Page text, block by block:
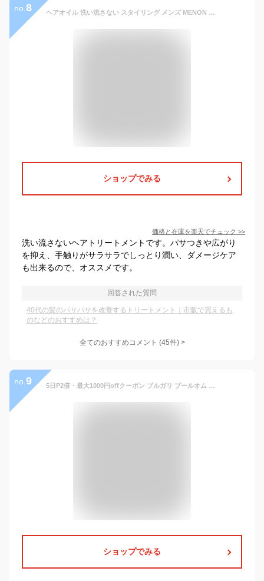
no. 8 ヘアオイル 洗い流さない スタイリング メンズ MENON 100mL 洗い流さないトリートメント オーガニック 男性 女性 しっとり 香り ダメージ トリートメント クセ毛 寝ぐせ ダメージケア ダメージヘア 補修 髪 痛み うねり 乾燥
ショップでみる
価格と在庫を楽天でチェック >>
洗い流さないヘアトリートメントです。パサつきや広がり
を抑え、手触りがサラサラでしっとり潤い、ダメージケア
も出来るので、オススメです。
回答された質問
40代の髪のパサパサを改善するトリートメント｜市販で買えるも
のなどのおすすめは？
全てのおすすめコメント (45件) >
no. 9 5日P2倍・最大1000円offクーポン ブルガリ プールオム エクストリーム 100ml EDT SP【送料無料】BVLGARI【当日発送_お休み中】【香水 メンズ】【EARTH】【人気 ブランド ギフト 誕生日 プレゼント】
ショップでみる